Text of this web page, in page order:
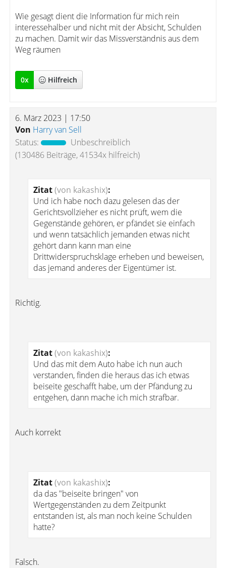
Wie gesagt dient die Information für mich rein
interessehalber und nicht mit der Absicht, Schulden
zu machen. Damit wir das Missverständnis aus dem
Weg räumen
0x Hilfreich
6. März 2023 | 17:50
Von Harry van Sell
Status:
Unbeschreiblich
(130486 Beiträge, 41534x hilfreich)
Zitat(von kakashix):
Und ich habe noch dazu gelesen das der
Gerichtsvollzieher es nicht prüft, wem die
Gegenstände gehören, er pfändet sie einfach
und wenn tatsächlich jemanden etwas nicht
gehört dann kann man eine
Drittwiderspruchsklage erheben und beweisen,
das jemand anderes der Eigentümer ist.
Richtig.
Zitat(von kakashix):
Und das mit dem Auto habe ich nun auch
verstanden, finden die heraus das ich etwas
beiseite geschafft habe, um der Pfändung zu
entgehen, dann mache ich mich strafbar.
Auch korrekt
Zitat(von kakashix):
da das "beiseite bringen" von
Wertgegenständen zu dem Zeitpunkt
entstanden ist, als man noch keine Schulden
hatte?
Falsch.